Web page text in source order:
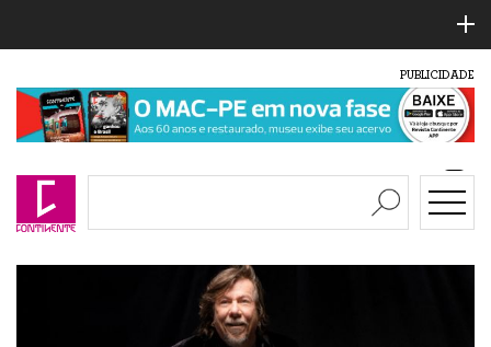
PUBLICIDADE